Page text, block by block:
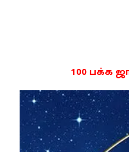
100 பக்க